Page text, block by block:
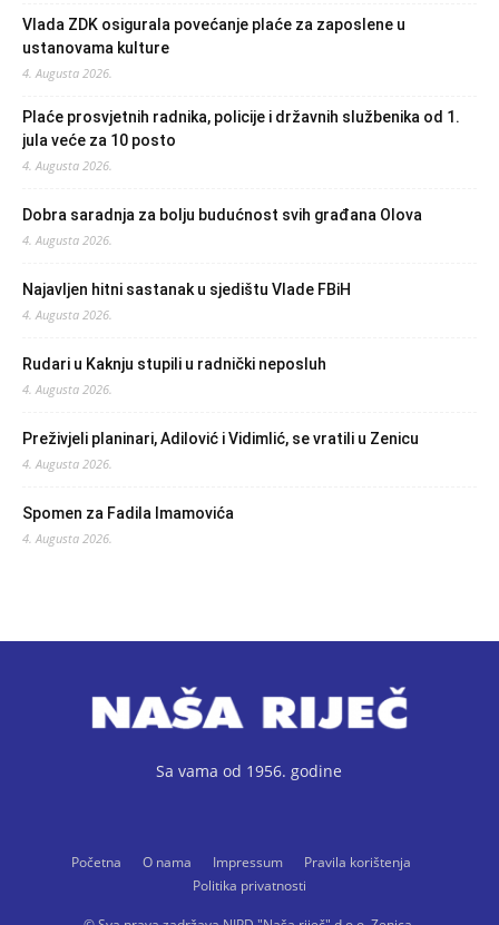
Vlada ZDK osigurala povećanje plaće za zaposlene u
ustanovama kulture
4. Augusta 2026.
Plaće prosvjetnih radnika, policije i državnih službenika od 1.
jula veće za 10 posto
4. Augusta 2026.
Dobra saradnja za bolju budućnost svih građana Olova
4. Augusta 2026.
Najavljen hitni sastanak u sjedištu Vlade FBiH
4. Augusta 2026.
Rudari u Kaknju stupili u radnički neposluh
4. Augusta 2026.
Preživjeli planinari, Adilović i Vidimlić, se vratili u Zenicu
4. Augusta 2026.
Spomen za Fadila Imamovića
4. Augusta 2026.
Sa vama od 1956. godine
Početna O nama Impressum
Pravila korištenja
Politika privatnosti